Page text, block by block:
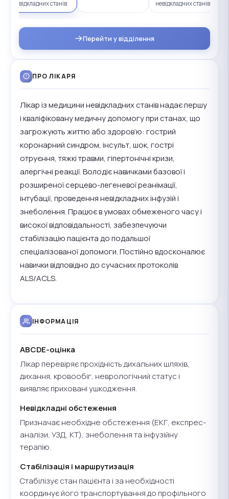
невідкладних станів
невідкладних станів,
Перейти у відділення
ПРО ЛІКАРЯ
Лікар із медицини невідкладних станів надає першу
і кваліфіковану медичну допомогу при станах, що
загрожують життю або здоров’ю: гострий
коронарний синдром, інсульт, шок, гострі
отруєння, тяжкі травми, гіпертонічні кризи,
алергічні реакції. Володіє навичками базової і
розширеної серцево-легеневої реанімації,
інтубації, проведення невідкладних інфузій і
знеболення. Працює в умовах обмеженого часу і
високої відповідальності, забезпечуючи
стабілізацію пацієнта до подальшої
спеціалізованої допомоги. Постійно вдосконалює
навички відповідно до сучасних протоколів
ALS/ACLS.
ІНФОРМАЦІЯ
ABCDE-оцінка
Лікар перевіряє прохідність дихальних шляхів,
дихання, кровообіг, неврологічний статус і
виявляє приховані ушкодження.
Невідкладні обстеження
Призначає необхідне обстеження (ЕКГ, експрес-
аналізи, УЗД, КТ), знеболення та інфузійну
терапію.
Стабілізація і маршрутизація
Стабілізує стан пацієнта і за необхідності
координує його транспортування до профільного